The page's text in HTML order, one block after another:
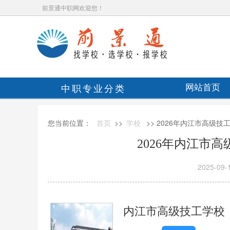
前景通中职网欢迎您！
中职专业分类 网站首页
您当前位置： 首页 >> 学校 >> 2026年内江市高级技
2026年内江市高
2025-09-
内江市高级技工学校